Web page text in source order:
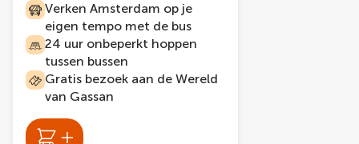
Verken Amsterdam op je
eigen tempo met de bus
24 uur onbeperkt hoppen
tussen bussen
Gratis bezoek aan de Wereld
van Gassan